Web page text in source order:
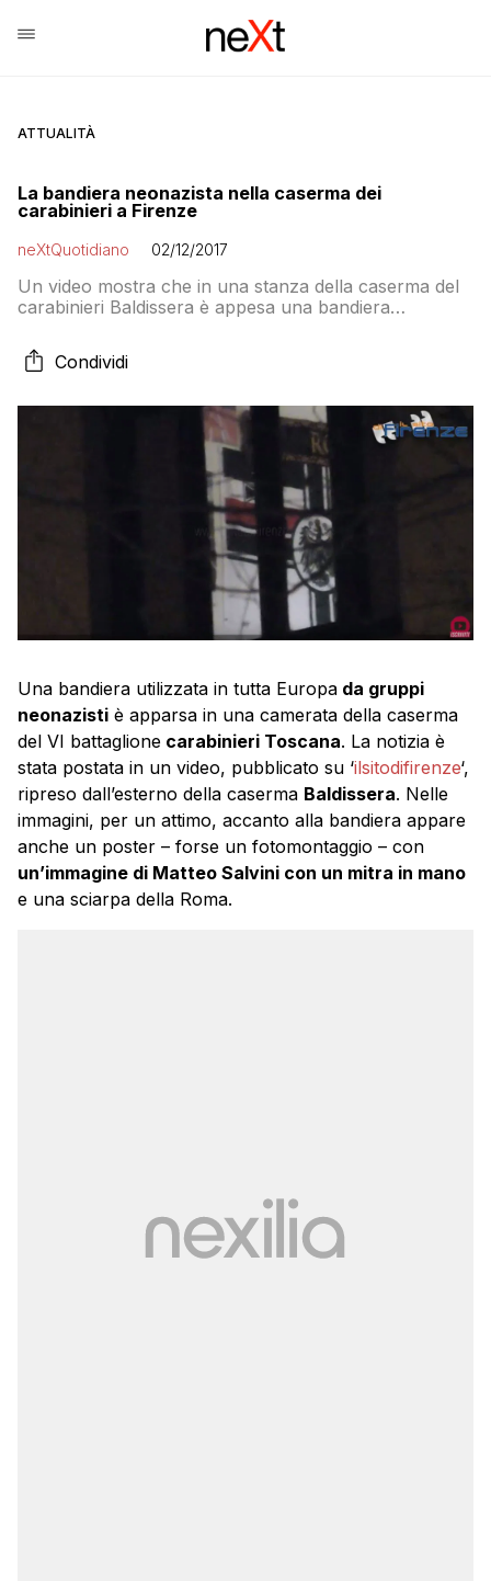
ATTUALITÀ
La bandiera neonazista nella caserma dei
carabinieri a Firenze
neXtQuotidiano 02/12/2017
Un video mostra che in una stanza della caserma del
carabinieri Baldissera è appesa una bandiera
mitra. L’Arma promette controlli e punizioni
Condividi
Una bandiera utilizzata in tutta Europa da gruppi
neonazisti è apparsa in una camerata della caserma
del VI battaglione carabinieri Toscana. La notizia è
stata postata in un video, pubblicato su ‘ilsitodifirenze‘,
ripreso dall’esterno della caserma Baldissera. Nelle
immagini, per un attimo, accanto alla bandiera appare
anche un poster – forse un fotomontaggio – con
un’immagine di Matteo Salvini con un mitra in mano
e una sciarpa della Roma.